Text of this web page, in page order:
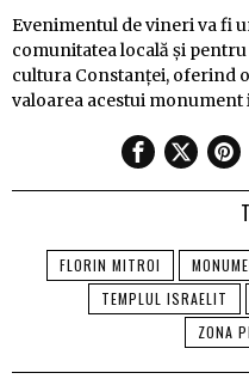
Evenimentul de vineri va fi
comunitatea locală și
cultura Constanței, oferind
valoarea acestui monument
FLORIN MITROI
TEMPLUL ISRAELIT
ZONA